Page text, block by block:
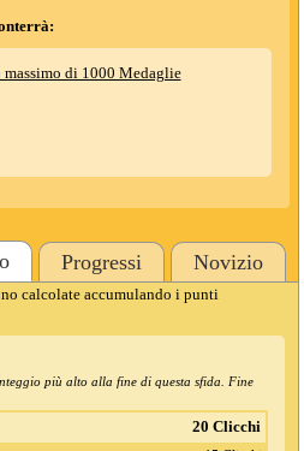
di 1000 Medaglie
Progressi Novizio
calcolate accumulando i punti
più alto alla fine di questa sfida. Fine
20 Clicchi